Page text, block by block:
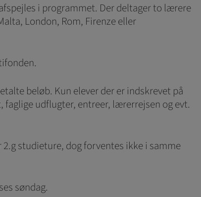
i programmet. Der deltager to lærere
London, Rom, Firenze eller
beløb. Kun elever der er indskrevet på
udflugter, entreer, lærerrejsen og evt.
studieture, dog forventes ikke i samme
søndag.